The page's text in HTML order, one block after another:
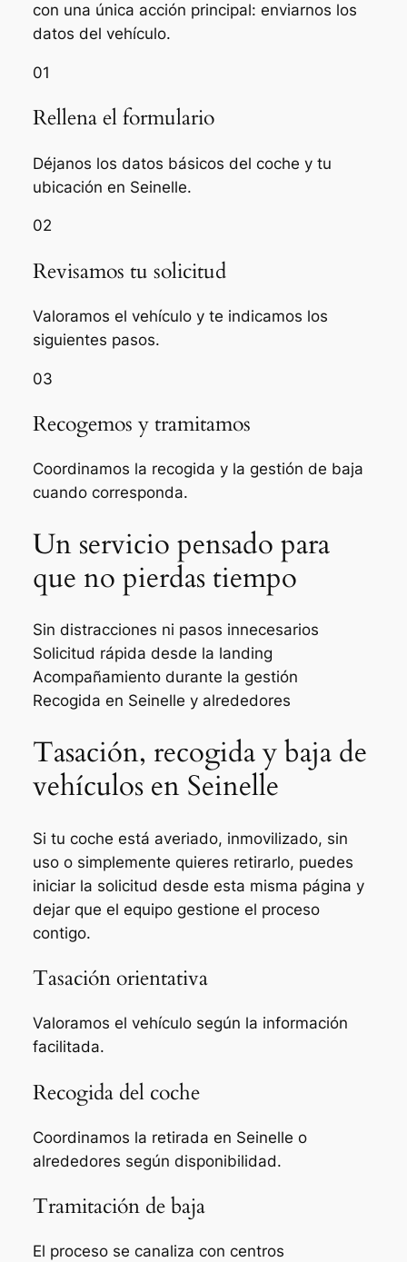
con una única acción principal: enviarnos los
datos del vehículo.
01
Rellena el formulario
Déjanos los datos básicos del coche y tu
ubicación en Seinelle.
02
Revisamos tu solicitud
Valoramos el vehículo y te indicamos los
siguientes pasos.
03
Recogemos y tramitamos
Coordinamos la recogida y la gestión de baja
cuando corresponda.
Un servicio pensado para
que no pierdas tiempo
Sin distracciones ni pasos innecesarios
Solicitud rápida desde la landing
Acompañamiento durante la gestión
Recogida en Seinelle y alrededores
Tasación, recogida y baja de
vehículos en Seinelle
Si tu coche está averiado, inmovilizado, sin
uso o simplemente quieres retirarlo, puedes
iniciar la solicitud desde esta misma página y
dejar que el equipo gestione el proceso
contigo.
Tasación orientativa
Valoramos el vehículo según la información
facilitada.
Recogida del coche
Coordinamos la retirada en Seinelle o
alrededores según disponibilidad.
Tramitación de baja
El proceso se canaliza con centros